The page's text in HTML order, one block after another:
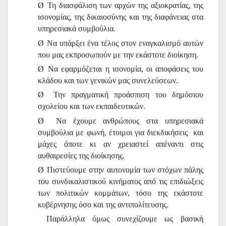
Ø Τη διασφάλιση των αρχών της αξιοκρατίας, της
ισονομίας, της δικαιοσύνης και της διαφάνειας στα
υπηρεσιακά συμβούλια.
Ø Να υπάρξει ένα τέλος στον εναγκαλισμό αυτών
που μας εκπροσωπούν με την εκάστοτε διοίκηση.
Ø Να εφαρμόζεται η ισονομία, οι αποφάσεις του
κλάδου και των γενικών μας συνελεύσεων.
Ø
Την πραγματική προάσπιση του δημόσιου
σχολείου και των εκπαιδευτικών.
Ø
Να έχουμε ανθρώπους στα υπηρεσιακά
συμβούλια με φωνή, έτοιμοι για διεκδικήσεις και
μάχες όποτε κι αν χρειαστεί απέναντι στις
αυθαιρεσίες της διοίκησης.
Ø Πιστεύουμε στην αυτονομία των στόχων πάλης
του συνδικαλιστικού κινήματος από τις επιδιώξεις
των πολιτικών κομμάτων, τόσο της εκάστοτε
κυβέρνησης όσο και της αντιπολίτευσης.
Παράλληλα όμως συνεχίζουμε ως βασική